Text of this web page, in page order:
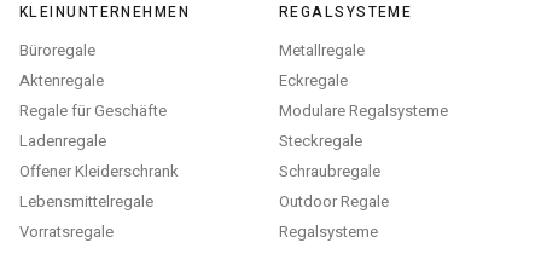
KLEINUNTERNEHMEN
Büroregale
Aktenregale
Regale für Geschäfte
Ladenregale
Offener Kleiderschrank
Lebensmittelregale
Vorratsregale
REGALSYSTEME
Metallregale
Eckregale
Modulare Regalsysteme
Steckregale
Schraubregale
Outdoor Regale
Regalsysteme